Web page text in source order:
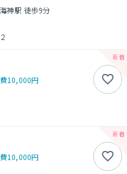
神駅 徒歩9分
10,000円
10,000円